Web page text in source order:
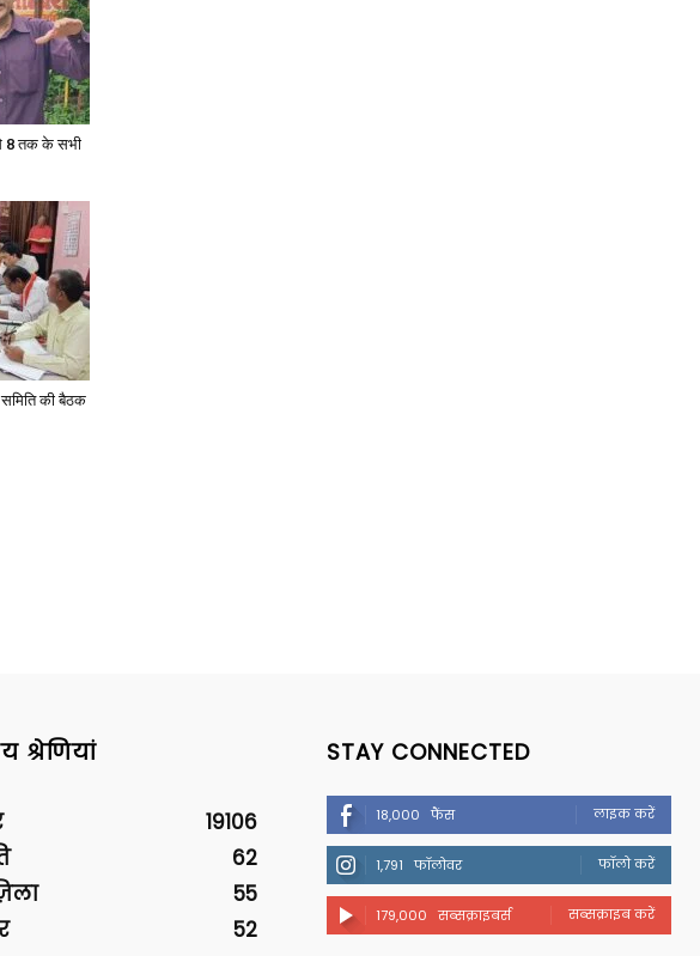
8 तक के सभी
समिति की बैठक
श्रेणियां
19106
62
55
52
STAY CONNECTED
18,000 फैंस लाइक करें
1,791 फॉलोवर फॉलो करें
179,000 सब्सक्राइबर्स सब्सक्राइब करें